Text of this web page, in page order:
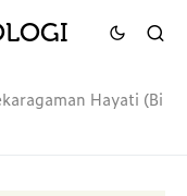
Hayati (Bi